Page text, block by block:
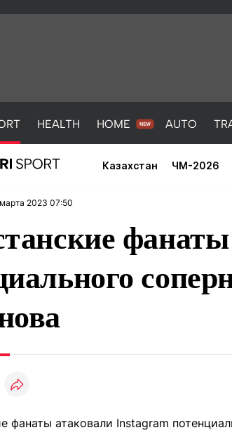
HEALTH HOME AUTO
Казахстан ЧМ-2026
2023 07:50